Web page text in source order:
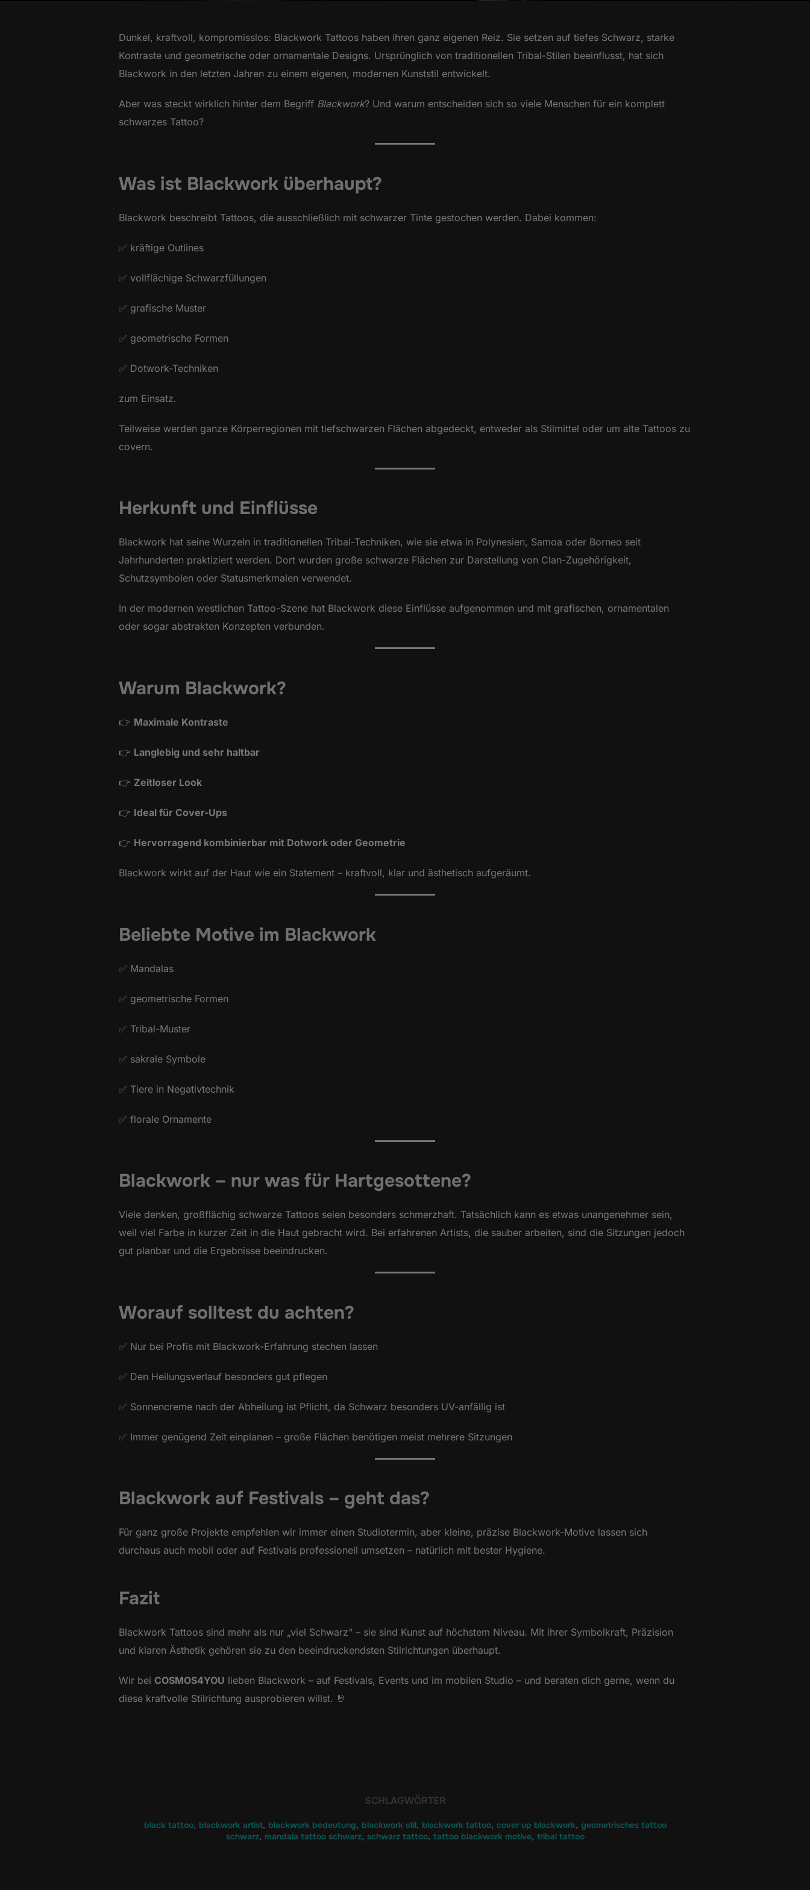
Dunkel, kraftvoll, kompromisslos: Blackwork Tattoos haben ihren ganz eigenen Reiz. Sie setzen auf tiefes Schwarz, starke
Kontraste und geometrische oder ornamentale Designs. Ursprünglich von traditionellen Tribal-Stilen beeinflusst, hat sich
Blackwork in den letzten Jahren zu einem eigenen, modernen Kunststil entwickelt.
Aber was steckt wirklich hinter dem Begriff Blackwork? Und warum entscheiden sich so viele Menschen für ein komplett
schwarzes Tattoo?
Was ist Blackwork überhaupt?
Blackwork beschreibt Tattoos, die ausschließlich mit schwarzer Tinte gestochen werden. Dabei kommen:
✅ kräftige Outlines
✅ vollflächige Schwarzfüllungen
✅ grafische Muster
✅ geometrische Formen
✅ Dotwork-Techniken
zum Einsatz.
Teilweise werden ganze Körperregionen mit tiefschwarzen Flächen abgedeckt, entweder als Stilmittel oder um alte Tattoos zu
covern.
Herkunft und Einflüsse
Blackwork hat seine Wurzeln in traditionellen Tribal-Techniken, wie sie etwa in Polynesien, Samoa oder Borneo seit
Jahrhunderten praktiziert werden. Dort wurden große schwarze Flächen zur Darstellung von Clan-Zugehörigkeit,
Schutzsymbolen oder Statusmerkmalen verwendet.
In der modernen westlichen Tattoo-Szene hat Blackwork diese Einflüsse aufgenommen und mit grafischen, ornamentalen
oder sogar abstrakten Konzepten verbunden.
Warum Blackwork?
👉 Maximale Kontraste
👉 Langlebig und sehr haltbar
👉 Zeitloser Look
👉 Ideal für Cover-Ups
👉 Hervorragend kombinierbar mit Dotwork oder Geometrie
Blackwork wirkt auf der Haut wie ein Statement – kraftvoll, klar und ästhetisch aufgeräumt.
Beliebte Motive im Blackwork
✅ Mandalas
✅ geometrische Formen
✅ Tribal-Muster
✅ sakrale Symbole
✅ Tiere in Negativtechnik
✅ florale Ornamente
Blackwork – nur was für Hartgesottene?
Viele denken, großflächig schwarze Tattoos seien besonders schmerzhaft. Tatsächlich kann es etwas unangenehmer sein,
weil viel Farbe in kurzer Zeit in die Haut gebracht wird. Bei erfahrenen Artists, die sauber arbeiten, sind die Sitzungen jedoch
gut planbar und die Ergebnisse beeindrucken.
Worauf solltest du achten?
✅ Nur bei Profis mit Blackwork-Erfahrung stechen lassen
✅ Den Heilungsverlauf besonders gut pflegen
✅ Sonnencreme nach der Abheilung ist Pflicht, da Schwarz besonders UV-anfällig ist
✅ Immer genügend Zeit einplanen – große Flächen benötigen meist mehrere Sitzungen
Blackwork auf Festivals – geht das?
Für ganz große Projekte empfehlen wir immer einen Studiotermin, aber kleine, präzise Blackwork-Motive lassen sich
durchaus auch mobil oder auf Festivals professionell umsetzen – natürlich mit bester Hygiene.
Fazit
Blackwork Tattoos sind mehr als nur „viel Schwarz“ – sie sind Kunst auf höchstem Niveau. Mit ihrer Symbolkraft, Präzision
und klaren Ästhetik gehören sie zu den beeindruckendsten Stilrichtungen überhaupt.
Wir bei COSMOS4YOU lieben Blackwork – auf Festivals, Events und im mobilen Studio – und beraten dich gerne, wenn du
diese kraftvolle Stilrichtung ausprobieren willst. 🤘
SCHLAGWÖRTER
black tattoo, blackwork artist, blackwork bedeutung, blackwork stil, blackwork tattoo, cover up blackwork, geometrisches tattoo
schwarz, mandala tattoo schwarz, schwarz tattoo, tattoo blackwork motive, tribal tattoo